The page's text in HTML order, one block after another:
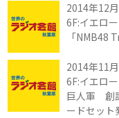
2014年12月
6F:イエロ
「NMB48
2014年11月
6F:イエロ
巨人軍 創
ードセット